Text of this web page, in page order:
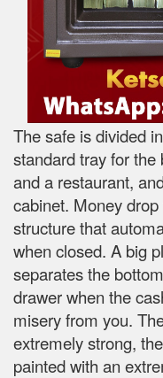
The safe is divided
standard tray for
and a restaurant,
cabinet. Money
structure that
when closed. A big
separates the
drawer when the
misery from you.
extremely strong,
painted with an